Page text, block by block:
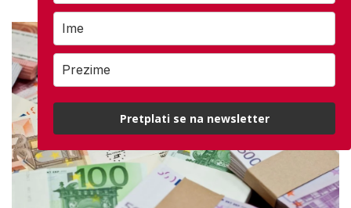
Pretplati se na newsletter